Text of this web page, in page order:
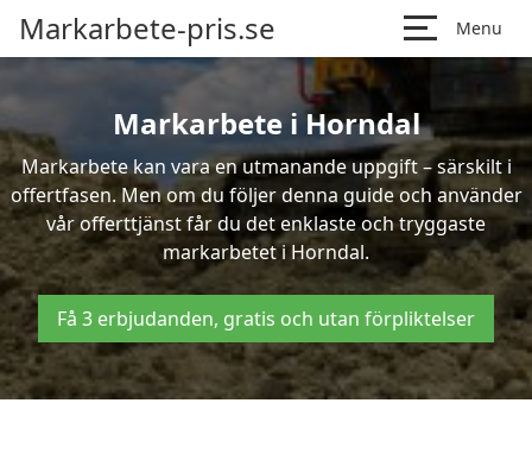
Markarbete-pris.se Menu
Markarbete i Horndal
Markarbete kan vara en utmanande uppgift – särskilt i
offertfasen. Men om du följer denna guide och använder
vår offerttjänst får du det enklaste och tryggaste
markarbetet i Horndal.
Få 3 erbjudanden, gratis och utan förpliktelser